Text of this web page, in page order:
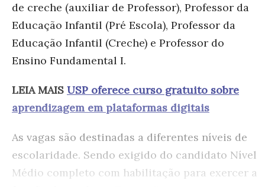
de creche (auxiliar de Professor), Professor da
Educação Infantil (Pré Escola), Professor da
Educação Infantil (Creche) e Professor do
Ensino Fundamental I.
LEIA MAIS USP oferece curso gratuito sobre
aprendizagem em plataformas digitais
As vagas são destinadas a diferentes níveis de
escolaridade. Sendo exigido do candidato Nível
Médio completo com habilitação para exercer a